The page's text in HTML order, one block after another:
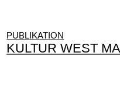
PUBLIKATION
KULTUR WEST